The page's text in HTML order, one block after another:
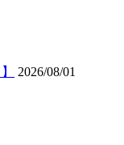
2026/08/01